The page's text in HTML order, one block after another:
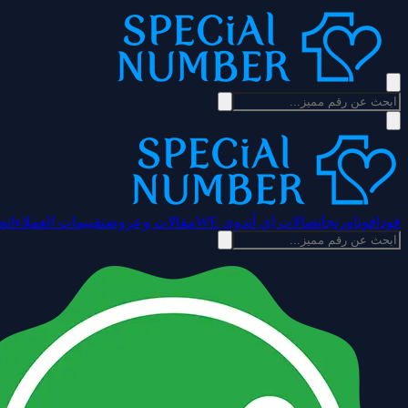
فودافوناورنجاتصالات إي آندوي WE مقالات وعروضتقييمات العملاء